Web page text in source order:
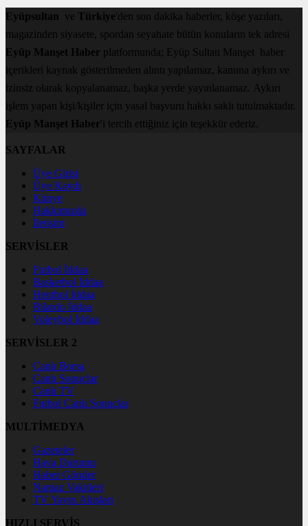
Eyüpsultan ve Türkiye'den son dakika haberler, köşe yazıları,
magazinden siyasete, spordan seyahate bütün konuların tek adresi
Eyüp Manşet Haber platformunda; Eyüp Sultan Manşet haber
içerikleri kaynak gösterilmeden alıntı yapılamaz, kanuna aykırı ve
izinsiz olarak kopyalanamaz, başka yerde yayınlanamaz. Aykırı
işlem yapan kişi/kişiler için yasal başvuru hakkı saklı tutulmaktadır.
Eyüp Manşet Haber'i tercih ettiğiniz için teşekkür ederiz.
SAYFALAR
Üye Girişi
Üye Kaydı
Künye
Hakkımızda
İletişim
SERVİSLER
Futbol İddaa
Basketbol İddaa
Hentbol İddaa
Bilardo İddaa
Voleybol İddaa
SERVİSLER 2
Canlı Borsa
Canlı Sonuçlar
Canlı TV
Futbol Canlı Sonuçlar
MULTİMEDYA
Gazeteler
Hava Durumu
Haber Gönder
Namaz Vakitleri
TV Yayın Akışları
HIZLI SERVİS